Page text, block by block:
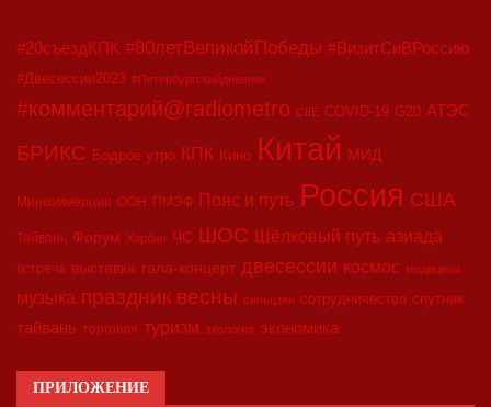
#20съездКПК #80летВеликойПобеды #ВизитСиВРоссию
#Двесессии2023 #Петербургскийдневник
#комментарий@radiometro CIIE COVID-19 G20 АТЭС
БРИКС Бодрое утро КПК Кино Китай МИД
Минкоммерции ООН ПМЭФ Пояс и путь Россия США
Тайвань Форум Харбин ЧС ШОС Шёлковый путь азиада
встреча выставка гала-концерт двесессии космос медицина
музыка праздник весны синьцзян сотрудничество спутник
тайвань торговля туризм экология экономика
ПРИЛОЖЕНИЕ